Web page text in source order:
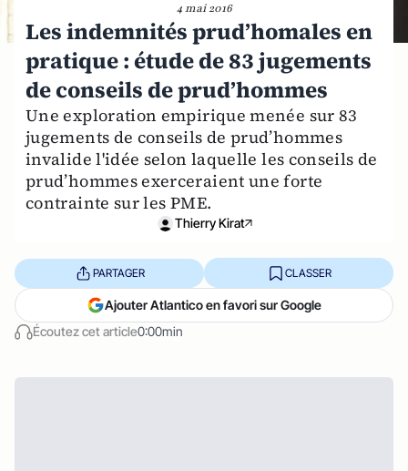
4 mai 2016
Les indemnités prud’homales en
pratique : étude de 83 jugements
de conseils de prud’hommes
Une exploration empirique menée sur 83
jugements de conseils de prud’hommes
invalide l'idée selon laquelle les conseils de
prud’hommes exerceraient une forte
contrainte sur les PME.
Thierry Kirat
Écoutez cet article0:00min
PARTAGER CLASSER
Ajouter Atlantico en favori sur Google